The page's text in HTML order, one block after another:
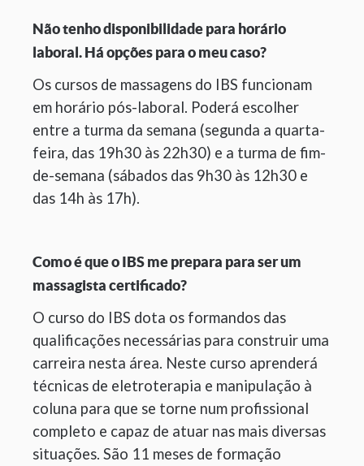
Não tenho disponibilidade para horário
laboral. Há opções para o meu caso?
Os cursos de massagens do IBS funcionam
em horário pós-laboral. Poderá escolher
entre a turma da semana (segunda a quarta-
feira, das 19h30 às 22h30) e a turma de fim-
de-semana (sábados das 9h30 às 12h30 e
das 14h às 17h).
Como é que o IBS me prepara para ser um
massagista certificado?
O curso do IBS dota os formandos das
qualificações necessárias para construir uma
carreira nesta área. Neste curso aprenderá
técnicas de eletroterapia e manipulação à
coluna para que se torne num profissional
completo e capaz de atuar nas mais diversas
situações. São 11 meses de formação